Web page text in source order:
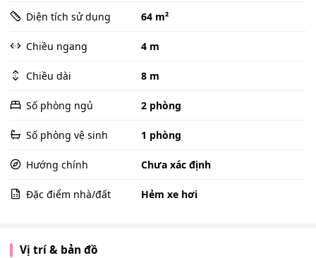
Diện tích sử dụng 64 m²
Chiều ngang 4 m
Chiều dài 8 m
Số phòng ngủ 2 phòng
Số phòng vệ sinh 1 phòng
Hướng chính Chưa xác định
Đặc điểm nhà/đất Hẻm xe hơi
Vị trí & bản đồ